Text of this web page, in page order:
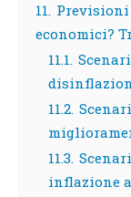
11. Previsioni
economici?
11.1.
11.2.
11.3.
inflazione